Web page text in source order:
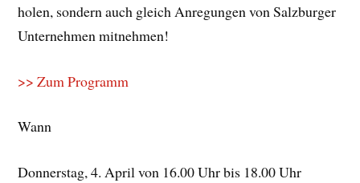
holen, sondern auch gleich Anregungen von Salzburger
Unternehmen mitnehmen!
>> Zum Programm
Wann
Donnerstag, 4. April von 16.00 Uhr bis 18.00 Uhr